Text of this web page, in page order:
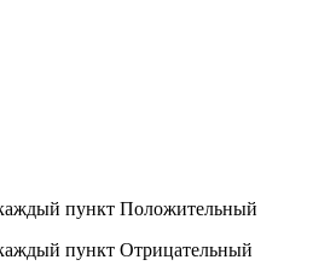
пункт Положительный
пункт Отрицательный